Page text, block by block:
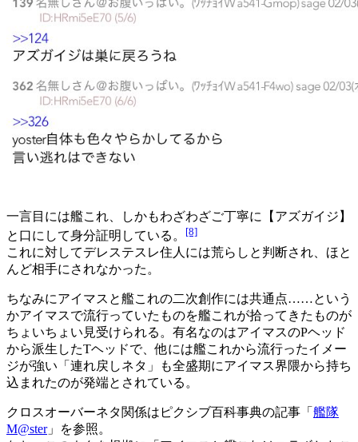
一言目には艦これ、しかもわざわざご丁寧に【アズガイジ】
と口にして身分証明している。
[8]
これに対してデレステスレ住人には荒らしと判断され、ほと
んど相手にされなかった。
ちなみにアイマスと艦これの二次創作には共通点……という
かアイマスで流行っていたものを艦これが拾ってきたものが
ちょいちょい見受けられる。有名なのはアイマスのPヘッド
から派生したTヘッドで、他には艦これから流行ったイメー
ジが強い「連れ戻しネタ」も全盛期にアイマス界隈から持ち
込まれたのが発端とされている。
クロスオーバーネタ関係はピクシブ百科事典の記事「 艦隊
M@ster」を参照。